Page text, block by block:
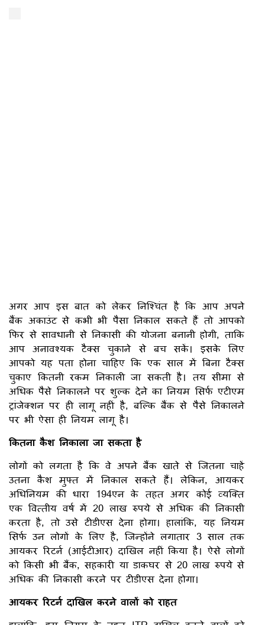
अगर आप इस बात को लेकर निश्चिंत है कि आप अपने
बैंक अकाउंट से कभी भी पैसा निकाल सकते हैं तो आपको
फिर से सावधानी से निकासी की योजना बनानी होगी, ताकि
आप अनावश्यक टैक्स चुकाने से बच सकें। इसके लिए
आपको यह पता होना चाहिए कि एक साल में बिना टैक्स
चुकाए कितनी रकम निकाली जा सकती है। तय सीमा से
अधिक पैसे निकालने पर शुल्क देने का नियम सिर्फ एटीएम
ट्रांजेक्शन पर ही लागू नहीं है, बल्कि बैंक से पैसे निकालने
पर भी ऐसा ही नियम लागू है।
कितना कैश निकाला जा सकता है
लोगों को लगता है कि वे अपने बैंक खाते से जितना चाहें
उतना कैश मुफ्त में निकाल सकते हैं। लेकिन, आयकर
अधिनियम की धारा 194एन के तहत अगर कोई व्यक्ति
एक वित्तीय वर्ष में 20 लाख रुपये से अधिक की निकासी
करता है, तो उसे टीडीएस देना होगा। हालांकि, यह नियम
सिर्फ उन लोगों के लिए है, जिन्होंने लगातार 3 साल तक
आयकर रिटर्न (आईटीआर) दाखिल नहीं किया है। ऐसे लोगों
को किसी भी बैंक, सहकारी या डाकघर से 20 लाख रुपये से
अधिक की निकासी करने पर टीडीएस देना होगा।
आयकर रिटर्न दाखिल करने वालों को राहत